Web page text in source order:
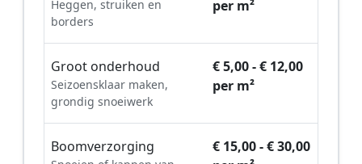
Heggen, struiken en
borders
per m²
Groot onderhoud
Seizoensklaar maken,
grondig snoeiwerk
€ 5,00 - € 12,00
per m²
Boomverzorging
€ 15,00 - € 30,00